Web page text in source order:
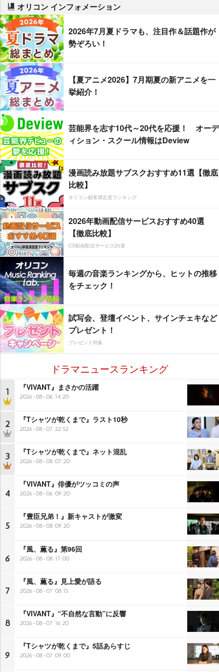
オリコン インフォメーション
2026年7月夏ドラマも、注目作＆話題作が
勢ぞろい！
【夏アニメ2026】7月期夏の新アニメを一
挙紹介！
芸能界を志す10代～20代を応援！ オーデ
ィション・スクール情報はDeview
漫画読み放題サブスクおすすめ11選【徹底
比較】
オリコン顧客満足度ランキング
2026年動画配信サービスおすすめ40選
【徹底比較】
CS動画配信サービス20選
毎週の音楽ランキングから、ヒットの推移
をチェック！
試写会、登壇イベント、サインチェキなど
プレゼント！
プレゼント特集
ドラマニュースランキング
1 『VIVANT』まさかの活躍
2026-08-06 14:20
2 『Tシャツが乾くまで』ラスト10秒
2026-08-07 22:52
3 『Tシャツが乾くまで』ネット混乱
2026-08-08 07:20
4
『VIVANT』俳優がツッコミの声
2026-08-06 09:20
5
『豊臣兄弟！』新キャストが激変
2026-08-08 09:20
6
『風、薫る』第96回
2026-08-08 17:00
7
『風、薫る』見上愛が語る
2026-08-07 08:15
8
『VIVANT』“不自然な言動”に反響
2026-08-07 16:20
9
『Tシャツが乾くまで』5話あらすじ
2026-08-07 09:00